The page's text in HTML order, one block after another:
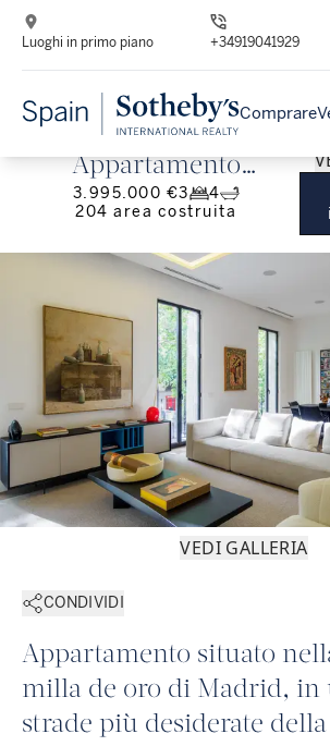
Luoghi in primo piano +34919041929
Comprare
Appartamento
ristrutturato con 3
Milla de Oro di Madrid
3.995.000 €3
4
204 area costruita
VEDI GALLERIA
CONDIVIDI
Appartamento situato
milla de oro di Madrid, in
strade più desiderate